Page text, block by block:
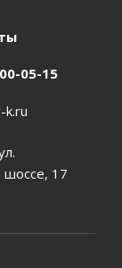
05-15
k.ru
шоссе, 17